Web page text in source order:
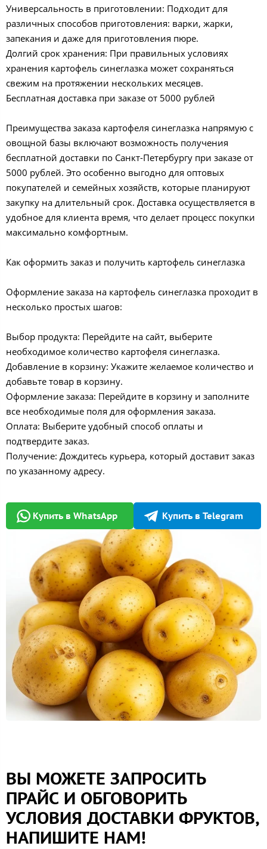
Универсальность в приготовлении: Подходит для
различных способов приготовления: варки, жарки,
запекания и даже для приготовления пюре.
Долгий срок хранения: При правильных условиях
хранения картофель синеглазка может сохраняться
свежим на протяжении нескольких месяцев.
Бесплатная доставка при заказе от 5000 рублей
Преимущества заказа картофеля синеглазка напрямую с
овощной базы включают возможность получения
бесплатной доставки по Санкт-Петербургу при заказе от
5000 рублей. Это особенно выгодно для оптовых
покупателей и семейных хозяйств, которые планируют
закупку на длительный срок. Доставка осуществляется в
удобное для клиента время, что делает процесс покупки
максимально комфортным.
Как оформить заказ и получить картофель синеглазка
Оформление заказа на картофель синеглазка проходит в
несколько простых шагов:
Выбор продукта: Перейдите на сайт, выберите
необходимое количество картофеля синеглазка.
Добавление в корзину: Укажите желаемое количество и
добавьте товар в корзину.
Оформление заказа: Перейдите в корзину и заполните
все необходимые поля для оформления заказа.
Оплата: Выберите удобный способ оплаты и
подтвердите заказ.
Получение: Дождитесь курьера, который доставит заказ
по указанному адресу.
Купить в WhatsApp Купить в Telegram
ВЫ МОЖЕТЕ ЗАПРОСИТЬ
ПРАЙС И ОБГОВОРИТЬ
УСЛОВИЯ ДОСТАВКИ ФРУКТОВ,
НАПИШИТЕ НАМ!